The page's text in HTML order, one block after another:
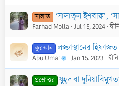
সালাত ‘সালাতুল ইশরাক্ব’, ‘সালাতুয যুহা’ এবং ‘সালাতুল
Farhad Molla Jul 15, 2024
কুরআন লজ্জাস্থানের হিফাজত
Abu Umar Jan 15, 2023
প্রশ্নোত্তর যুহ্দ বা দুনিয়াবিমুখতা বলতে কী বুঝায়? তালি দেয়া,